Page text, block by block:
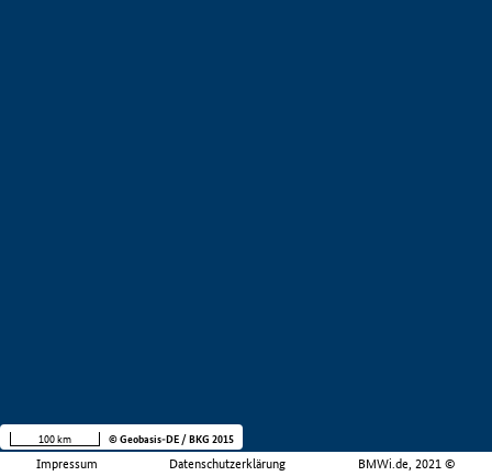
Impressum Datenschutzerklärung BMWi.de, 2021 ©
100 km © Geobasis-DE / BKG 2015